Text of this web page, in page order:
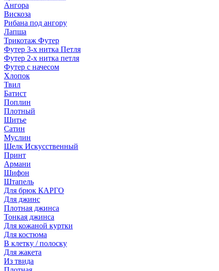
Ангора
Вискоза
Рибана под ангору
Лапша
Трикотаж Футер
Футер 3-х нитка Петля
Футер 2-х нитка петля
Футер с начесом
Хлопок
Твил
Батист
Поплин
Плотный
Шитье
Сатин
Муслин
Шелк Искусственный
Принт
Армани
Шифон
Штапель
Для брюк КАРГО
Для джинс
Плотная джинса
Тонкая джинса
Для кожаной куртки
Для костюма
В клетку / полоску
Для жакета
Из твида